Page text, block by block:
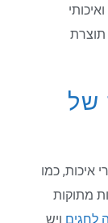
כמו
מתוקות
ויש